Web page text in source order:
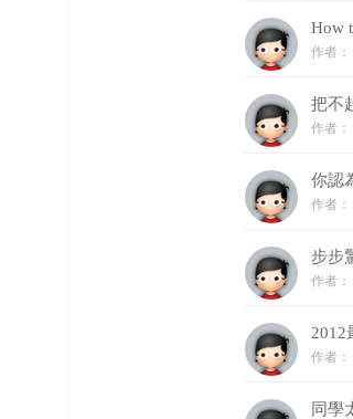
How
作者：
把不
作者：
你認
作者：
步步
作者：
2012
作者：
同學